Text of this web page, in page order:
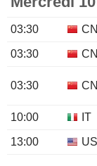
03:30 CN
03:30 CN
03:30 CN
10:00 IT
13:00 US